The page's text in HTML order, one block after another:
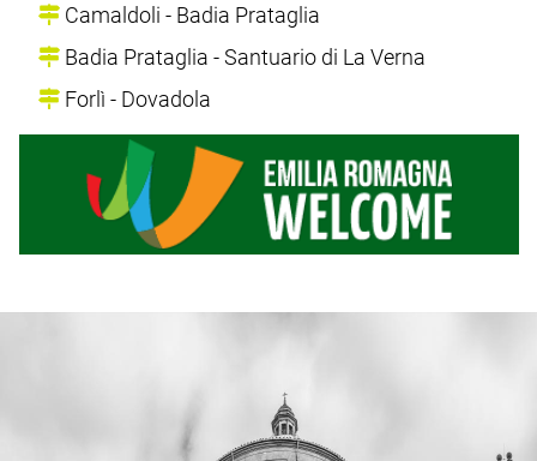
Camaldoli - Badia Prataglia
Badia Prataglia - Santuario di La Verna
Forlì - Dovadola